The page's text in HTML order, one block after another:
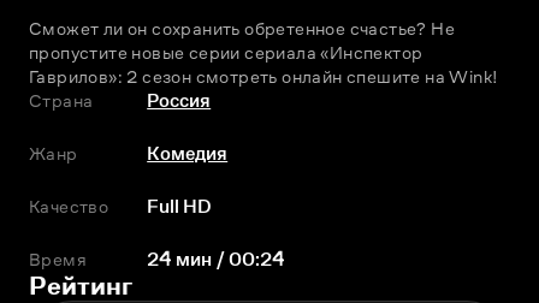
Сможет ли он сохранить обретенное счастье? Не
пропустите новые серии сериала «Инспектор
Гаврилов»: 2 сезон смотреть онлайн спешите на Wink!
Страна
Россия
Жанр Комедия
Качество Full HD
Время 24 мин / 00:24
Рейтинг